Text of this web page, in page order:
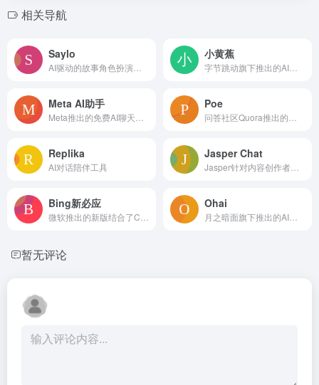
相关导航
Saylo 小黄蕉
Meta AI助手 Poe
Replika
AI对话陪伴工具
Jasper Chat
Bing新必应 Ohai
暂无评论